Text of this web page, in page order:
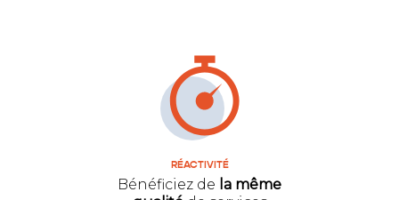
RÉACTIVITÉ
Bénéficiez de la même